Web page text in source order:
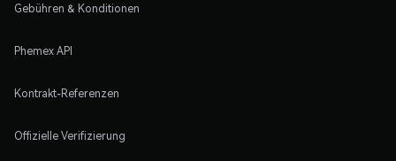
Gebühren & Konditionen
Phemex API
Kontrakt-Referenzen
Offizielle Verifizierung